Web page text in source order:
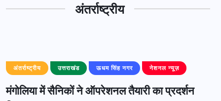
अंतर्राष्ट्रीय
अंतर्राष्ट्रीय उत्तराखंड ऊधम सिंह नगर नेशनल न्यूज़
मंगोलिया में सैनिकों ने ऑपरेशनल तैयारी का प्रदर्शन